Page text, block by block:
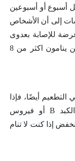
أسبوع أو أسبوعين
إلى أن الأشخاص
هم أكثر عرضة للإصابة بعدوى
Covid-19 بحوالي 3 مرات من هؤلاء، الذين ينامون اكثر من 8
أيضًا، فإذا
ذهبت للحصول على لقاح مثل التهاب الكبد B أو فيروس
ينخفض ​​إذا كنت لا تنام